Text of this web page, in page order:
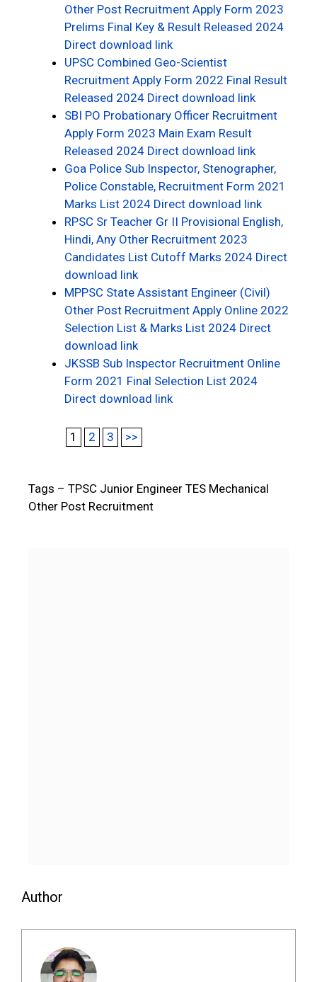
Other Post Recruitment Apply Form 2023
Prelims Final Key & Result Released 2024
Direct download link
UPSC Combined Geo-Scientist
Recruitment Apply Form 2022 Final Result
Released 2024 Direct download link
SBI PO Probationary Officer Recruitment
Apply Form 2023 Main Exam Result
Released 2024 Direct download link
Goa Police Sub Inspector, Stenographer,
Police Constable, Recruitment Form 2021
Marks List 2024 Direct download link
RPSC Sr Teacher Gr II Provisional English,
Hindi, Any Other Recruitment 2023
Candidates List Cutoff Marks 2024 Direct
download link
MPPSC State Assistant Engineer (Civil)
Other Post Recruitment Apply Online 2022
Selection List & Marks List 2024 Direct
download link
JKSSB Sub Inspector Recruitment Online
Form 2021 Final Selection List 2024
Direct download link
1 2 3 >>
Tags – TPSC Junior Engineer TES Mechanical
Other Post Recruitment
Author